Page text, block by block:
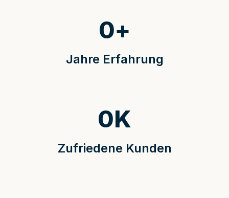
Jahre Erfahrung
0+
Zufriedene Kunden
0K